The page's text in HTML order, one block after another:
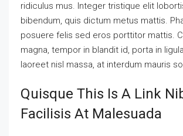
ridiculus mus. Integer tristique elit
bibendum, quis dictum metus mattis.
posuere felis sed eros porttitor mattis.
magna, tempor in blandit id, porta in
laoreet nisl massa, at interdum mauris
Quisque This Is A Link
Facilisis At Malesuada